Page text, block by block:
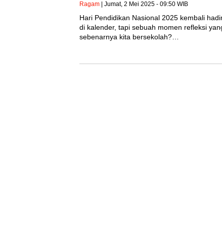
Ragam | Jumat, 2 Mei 2025 - 09:50 WIB
Hari Pendidikan Nasional 2025 kembali
di kalender, tapi sebuah momen refleksi
sebenarnya kita bersekolah?…